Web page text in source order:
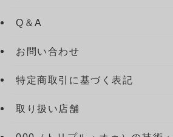
Q＆A
お問い合わせ
特定商取引に基づく表記
取り扱い店舗